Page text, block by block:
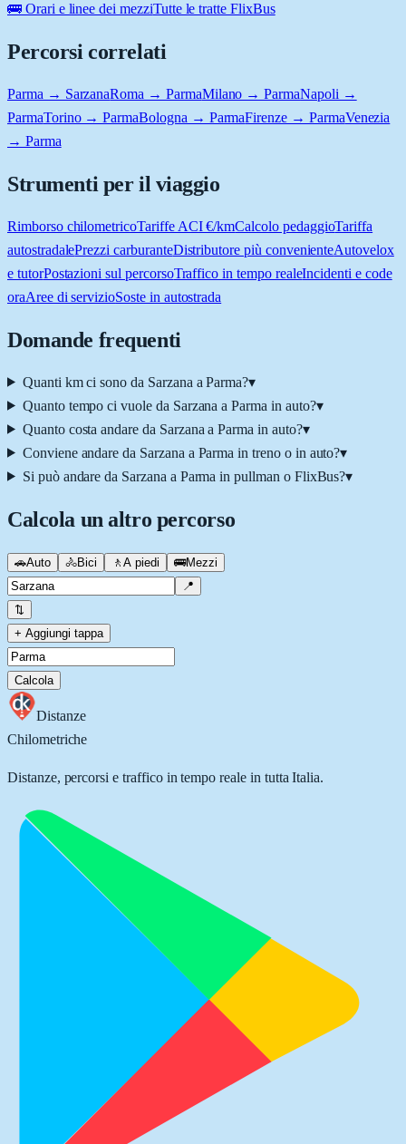
🚌 Orari e linee dei mezziTutte le tratte FlixBus
Percorsi correlati
Parma → SarzanaRoma → ParmaMilano → ParmaNapoli →
ParmaTorino → ParmaBologna → ParmaFirenze → ParmaVenezia
→ Parma
Strumenti per il viaggio
Rimborso chilometricoTariffe ACI €/kmCalcolo pedaggioTariffa
autostradalePrezzi carburanteDistributore più convenienteAutovelox
e tutorPostazioni sul percorsoTraffico in tempo realeIncidenti e code
oraAree di servizioSoste in autostrada
Domande frequenti
Quanti km ci sono da Sarzana a Parma?▾
Quanto tempo ci vuole da Sarzana a Parma in auto?▾
Quanto costa andare da Sarzana a Parma in auto?▾
Conviene andare da Sarzana a Parma in treno o in auto?▾
Si può andare da Sarzana a Parma in pullman o FlixBus?▾
Calcola un altro percorso
🚗Auto 🚴Bici 🚶 A piedi 🚌Mezzi
📍
⇅
+ Aggiungi tappa
Calcola
Distanze
Chilometriche
Distanze, percorsi e traffico in tempo reale in tutta Italia.